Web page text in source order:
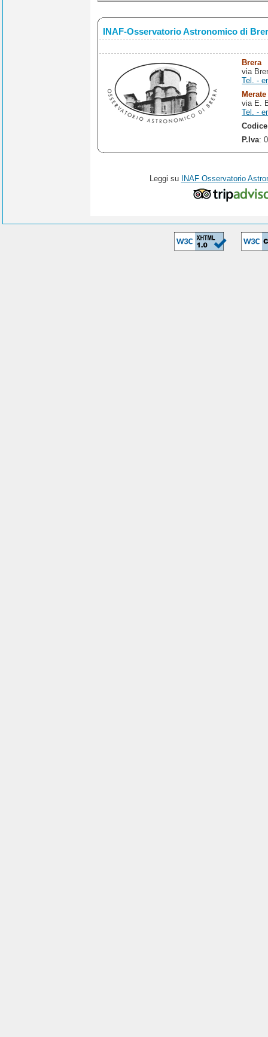
INAF-Osservatorio Astronomico di
Brera
via
Tel. -
Merate
via E.
Tel. -
P.Iva:
Leggi su INAF Osservatorio